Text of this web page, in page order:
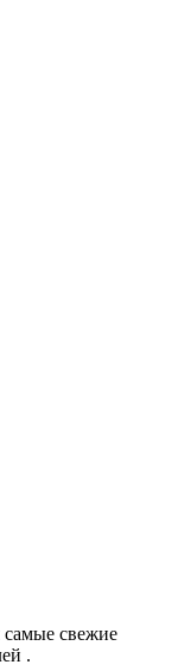
самые свежие
.